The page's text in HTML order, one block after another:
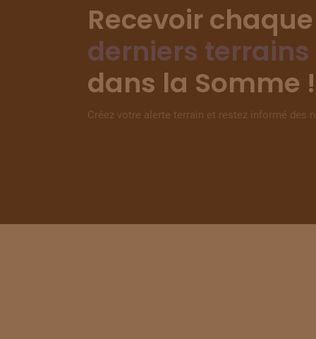
Recevoir
derniers
dans la Somme !
Créez votre alerte terrain et restez informé des